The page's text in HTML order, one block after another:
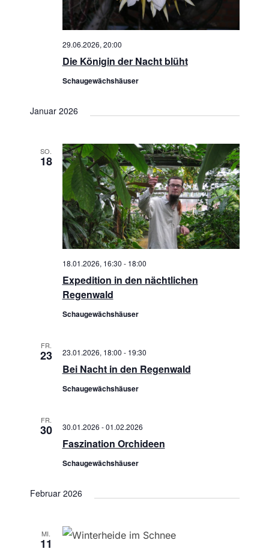
a
n
g
e
n
S
u
i
u
n
i
c
h
t
e
n
Die Königin der Nacht blüht
29.06.2026, 20:00
Schaugewächshäuser
Januar 2026
SO.
18
Expedition in den nächtlichen
Regenwald
18.01.2026, 16:30 - 18:00
Schaugewächshäuser
FR.
23
Bei Nacht in den Regenwald
23.01.2026, 18:00 - 19:30
Schaugewächshäuser
FR.
30
Faszination Orchideen
30.01.2026 -01.02.2026
Schaugewächshäuser
Februar 2026
MI.
11